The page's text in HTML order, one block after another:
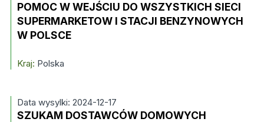
POMOC W WEJŚCIU DO WSZYSTKICH SIECI
SUPERMARKETOW I STACJI BENZYNOWYCH
W POLSCE
Kraj: Polska
Data wysylki: 2024-12-17
SZUKAM DOSTAWCÓW DOMOWYCH